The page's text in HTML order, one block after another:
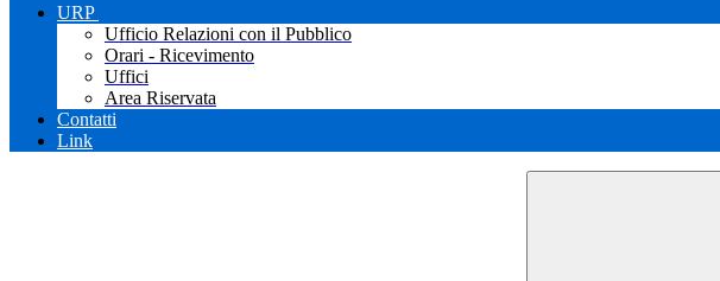
URP
Ufficio Relazioni con il Pubblico
Orari - Ricevimento
Uffici
Area Riservata
Contatti
Link